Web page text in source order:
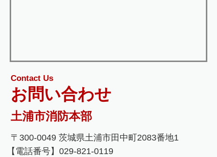
Contact Us
お問い合わせ
土浦市消防本部
〒300-0049 茨城県土浦市田中町2083番地1
【電話番号】029-821-0119